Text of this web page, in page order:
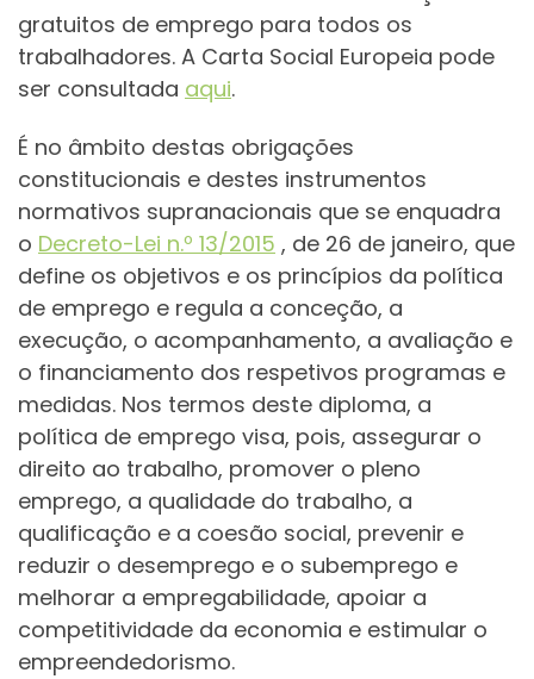
gratuitos de emprego para todos os
trabalhadores. A Carta Social Europeia pode
ser consultada aqui.
É no âmbito destas obrigações
constitucionais e destes instrumentos
normativos supranacionais que se enquadra
o Decreto-Lei n.º 13/2015 , de 26 de janeiro, que
define os objetivos e os princípios da política
de emprego e regula a conceção, a
execução, o acompanhamento, a avaliação e
o financiamento dos respetivos programas e
medidas. Nos termos deste diploma, a
política de emprego visa, pois, assegurar o
direito ao trabalho, promover o pleno
emprego, a qualidade do trabalho, a
qualificação e a coesão social, prevenir e
reduzir o desemprego e o subemprego e
melhorar a empregabilidade, apoiar a
competitividade da economia e estimular o
empreendedorismo.